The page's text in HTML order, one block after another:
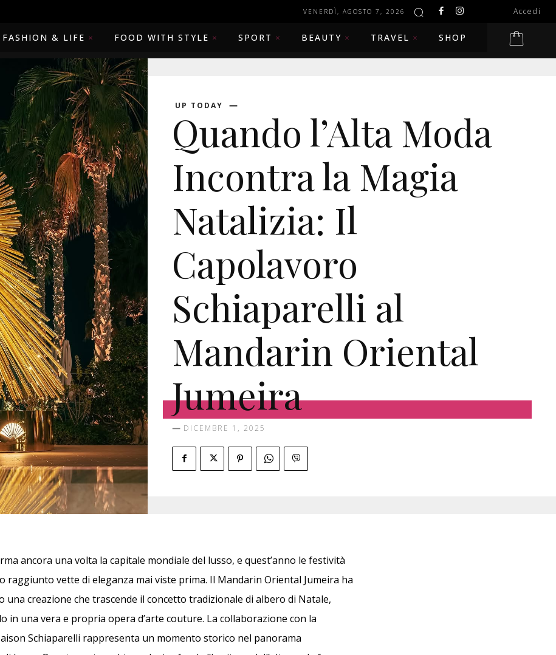
VENERDÌ, AGOSTO 7, 2026 Accedi
FASHION & LIFE FOOD WITH STYLE SPORT BEAUTY TRAVEL SHOP
UP TODAY
Quando l’Alta Moda
Incontra la Magia
Natalizia: Il
Capolavoro
Schiaparelli al
Mandarin Oriental
Jumeira
DICEMBRE 1, 2025
ancora una volta la capitale mondiale del lusso, e quest’anno le festività
raggiunto vette di eleganza mai viste prima. Il Mandarin Oriental Jumeira ha
una creazione che trascende il concetto tradizionale di albero di Natale,
in una vera e propria opera d’arte couture. La collaborazione con la
Schiaparelli rappresenta un momento storico nel panorama